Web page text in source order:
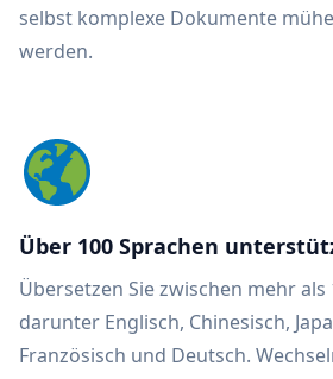
selbst komplexe Dokumente
werden.
Über 100 Sprachen
Übersetzen Sie zwischen mehr als
darunter Englisch, Chinesisch,
Französisch und Deutsch.